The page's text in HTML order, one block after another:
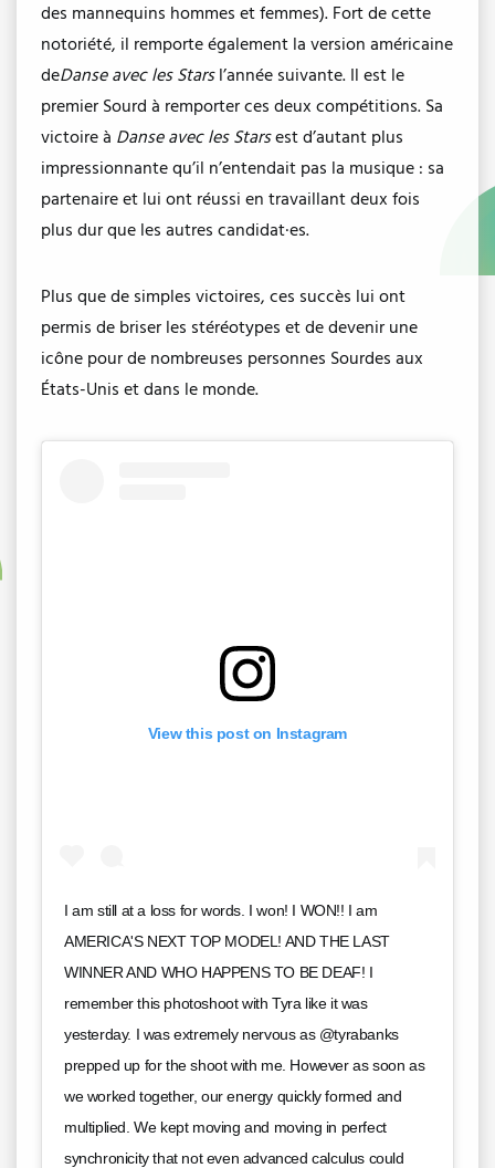
des mannequins hommes et femmes). Fort de cette
notoriété, il remporte également la version américaine
deDanse avec les Starsl’année suivante. Il est le
premier Sourd à remporter ces deux compétitions. Sa
victoire à Danse avec les Starsest d’autant plus
impressionnante qu’il n’entendait pas la musique : sa
partenaire et lui ont réussi en travaillant deux fois
plus dur que les autres candidat·es.
Plus que de simples victoires, ces succès lui ont
permis de briser les stéréotypes et de devenir une
icône pour de nombreuses personnes Sourdes aux
États-Unis et dans le monde.
View this post on Instagram
I am still at a loss for words. I won! I WON!! I am
AMERICA'S NEXT TOP MODEL! AND THE LAST
WINNER AND WHO HAPPENS TO BE DEAF! I
remember this photoshoot with Tyra like it was
yesterday. I was extremely nervous as @tyrabanks
prepped up for the shoot with me. However as soon as
we worked together, our energy quickly formed and
multiplied. We kept moving and moving in perfect
synchronicity that not even advanced calculus could